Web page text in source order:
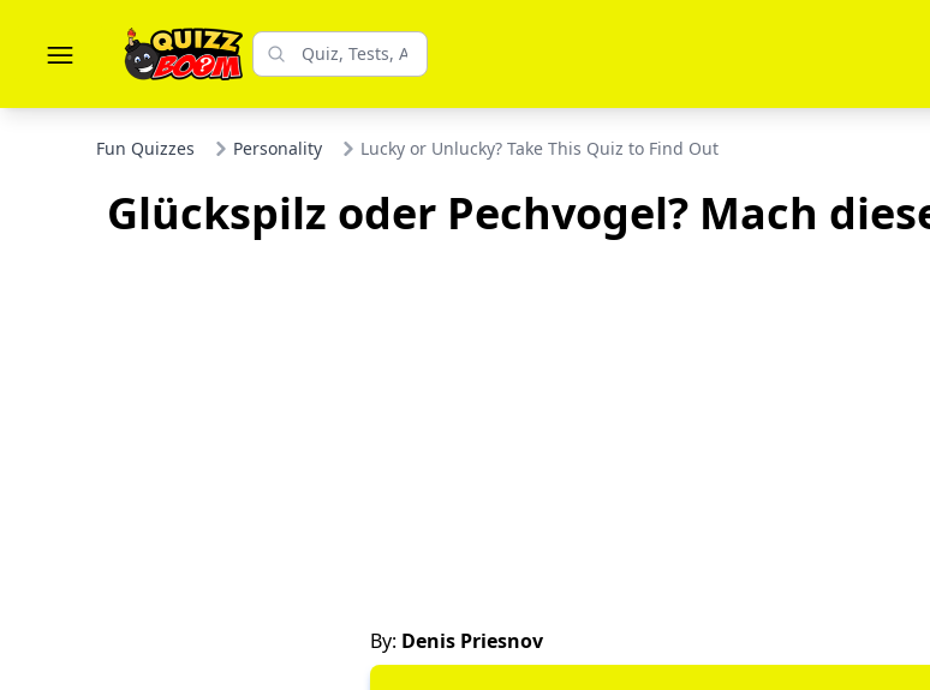
Fun Quizzes Personality Lucky or Unlucky? Take This Quiz to Find Out
Glückspilz oder Pechvogel? Mach
By: Denis Priesnov